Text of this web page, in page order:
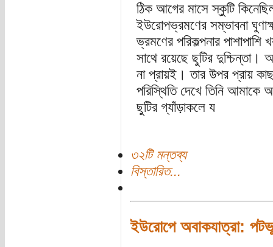
ঠিক আগের মাসে স্কুটি
ইউরোপভ্রমণের সম্ভাবনা
ভ্রমণের পরিকল্পনার
সাথে রয়েছে ছুটির
না প্রায়ই। তার উপর প্রায়
পরিস্থিতি দেখে তিনি
ছুটির গ্যাঁড়াকলে য
৩২টি মন্তব্য
বিস্তারিত...
ইউরোপে অবাকযাত্রা: